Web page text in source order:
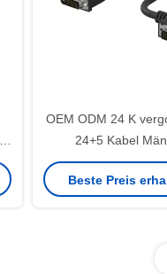
OEM ODM 24 K
24+5 Kabel
Adapterkabel 1,5 m
Beste Preis